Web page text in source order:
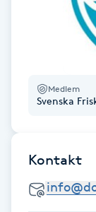
Gellack med
Medlem
Svenska
Kontakt